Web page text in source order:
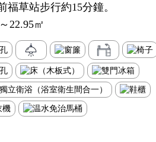
草站步行約15分鐘。
22.95㎡